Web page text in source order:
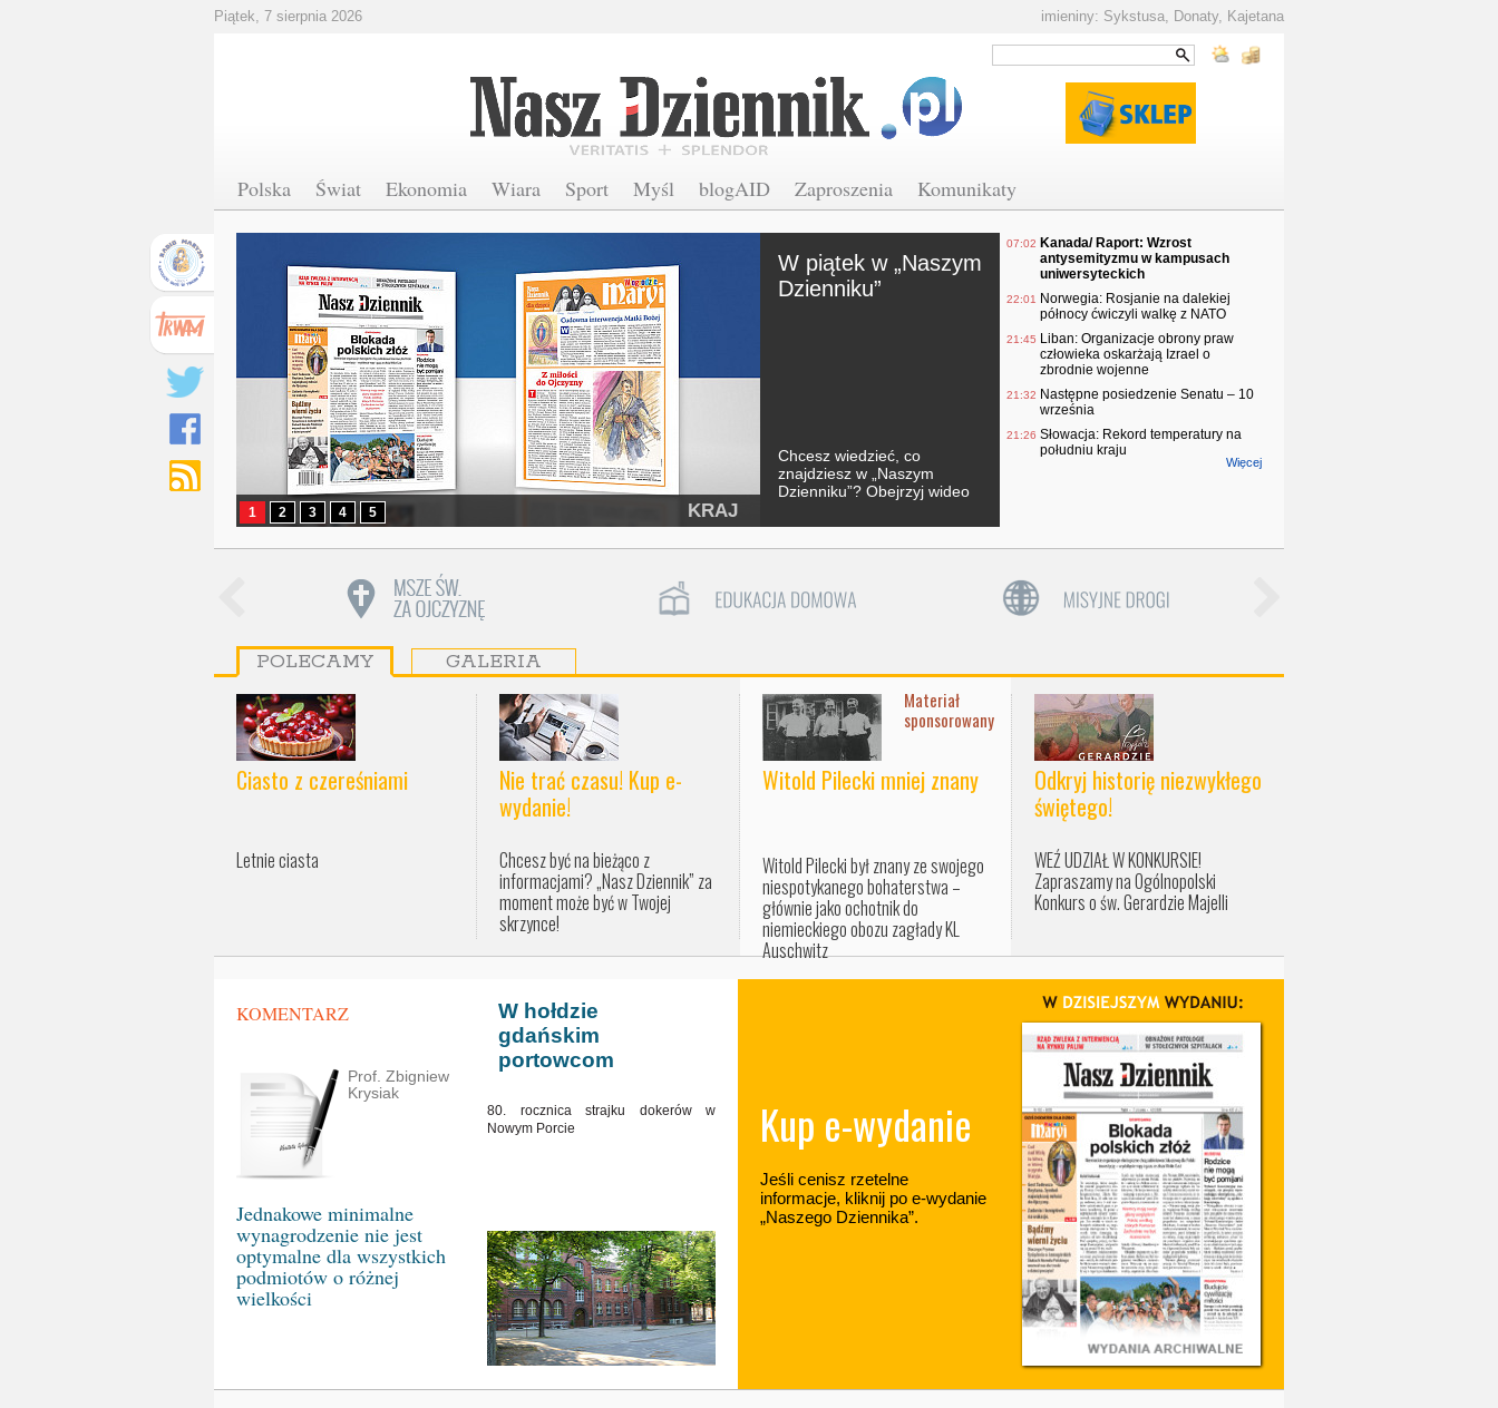
Piątek, 7 sierpnia 2026 imieniny: Sykstusa, Donaty, Kajetana
Polska Świat Ekonomia Wiara Sport Myśl blogAID Zaproszenia Komunikaty
W piątek w „Naszym
Dzienniku”
Chcesz wiedzieć, co
znajdziesz w „Naszym
Dzienniku”? Obejrzyj wideo
KRAJ
1 2 3 4 5
07:02 Kanada/ Raport: Wzrost
antysemityzmu w kampusach
uniwersyteckich
22:01
Norwegia: Rosjanie na dalekiej
północy ćwiczyli walkę z NATO
21:45 Liban: Organizacje obrony praw
człowieka oskarżają Izrael o
zbrodnie wojenne
21:32 Następne posiedzenie Senatu – 10
września
21:26 Słowacja: Rekord temperatury na
południu kraju
Więcej
POLECAMY GALERIA
Ciasto z czereśniami
Letnie ciasta
Nie trać czasu! Kup e-
wydanie!
Chcesz być na bieżąco z
informacjami? „Nasz Dziennik” za
moment może być w Twojej
skrzynce!
Materiał
sponsorowany
Witold Pilecki mniej znany
Witold Pilecki był znany ze swojego
niespotykanego bohaterstwa –
głównie jako ochotnik do
niemieckiego obozu zagłady KL
Auschwitz
Odkryj historię niezwykłego
świętego!
WEŹ UDZIAŁ W KONKURSIE!
Zapraszamy na Ogólnopolski
Konkurs o św. Gerardzie Majelli
KOMENTARZ
Prof. Zbigniew
Krysiak
Jednakowe minimalne
wynagrodzenie nie jest
optymalne dla wszystkich
podmiotów o różnej
wielkości
W hołdzie
gdańskim
portowcom
80. rocznica strajku dokerów w
Nowym Porcie
Kup e-wydanie
Jeśli cenisz rzetelne
informacje, kliknij po e-wydanie
„Naszego Dziennika”.